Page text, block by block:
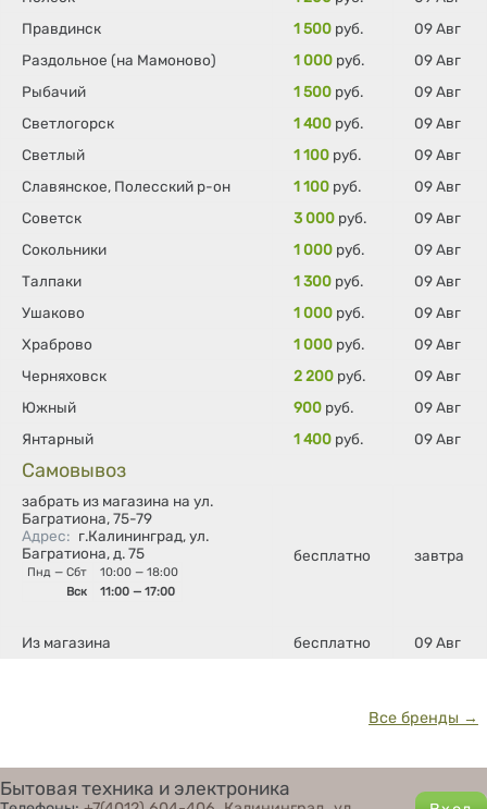
Правдинск
1 500 руб.
09 Авг
Раздольное (на Мамоново)
1 000 руб.
09 Авг
Рыбачий
1 500 руб.
09 Авг
Светлогорск
1 400 руб.
09 Авг
Светлый
1 100 руб.
09 Авг
Славянское, Полесский р-он
1 100 руб.
09 Авг
Советск
3 000 руб.
09 Авг
Сокольники
1 000 руб.
09 Авг
Талпаки
1 300 руб.
09 Авг
Ушаково
1 000 руб.
09 Авг
Храброво
1 000 руб.
09 Авг
Черняховск
2 200 руб.
09 Авг
Южный
900 руб.
09 Авг
Янтарный
1 400 руб. 09 Авг
Самовывоз
забрать из магазина на ул.
Багратиона, 75-79
Адрес: г.Калининград, ул.
Багратиона, д. 75
Пнд — Сбт
10:00 — 18:00
Вск
11:00 — 17:00
бесплатно завтра
Из магазина бесплатно 09 Авг
Все бренды →
Бытовая техника и электроника